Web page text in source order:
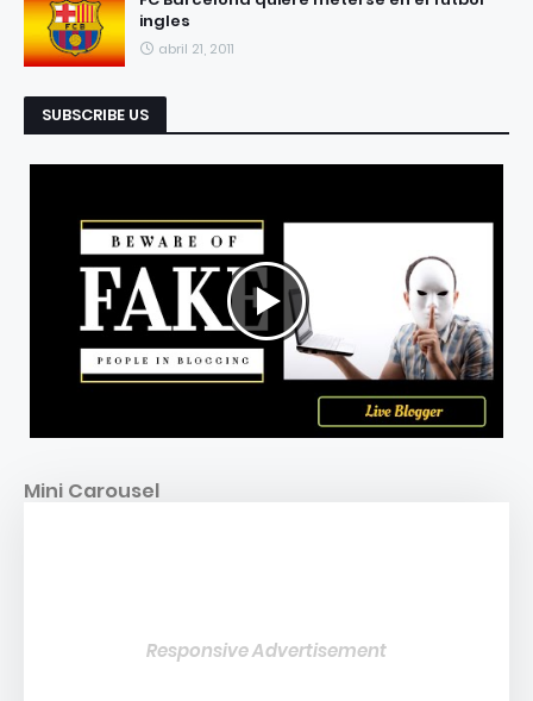
ingles
abril 21, 2011
SUBSCRIBE US
Mini Carousel
Responsive Advertisement